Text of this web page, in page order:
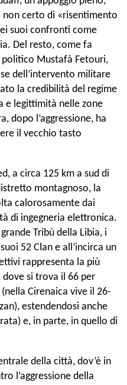
non certo di «risentimento
suoi confronti come
Del resto, come fa
politico Mustafà Fetouri,
dell’intervento militare
la credibilità del regime
e legittimità nelle zone
dopo l’aggressione, ha
il vecchio tasto
a circa 125 km a sud di
montagnoso, la
calorosamente dai
di ingegneria elettronica.
Tribù della Libia, i
52 Clan e all’incirca un
rappresenta la più
si trova il 66 per
Cirenaica vive il 26-
estendendosi anche
e, in parte, in quello di
della città, dov’è in
l’aggressione della